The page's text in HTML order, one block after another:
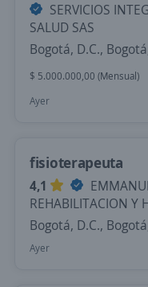
SERVICIOS
SALUD SAS
Bogotá, D.C.,
$ 5.000.000,00 (Mensual)
Ayer
fisioterapeuta
4,1
REHABILITACION Y
Bogotá, D.C.,
Ayer